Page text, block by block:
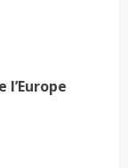
l’Europe